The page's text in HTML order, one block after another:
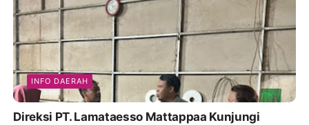
INFO DAERAH
Direksi PT. Lamataesso Mattappaa Kunjungi